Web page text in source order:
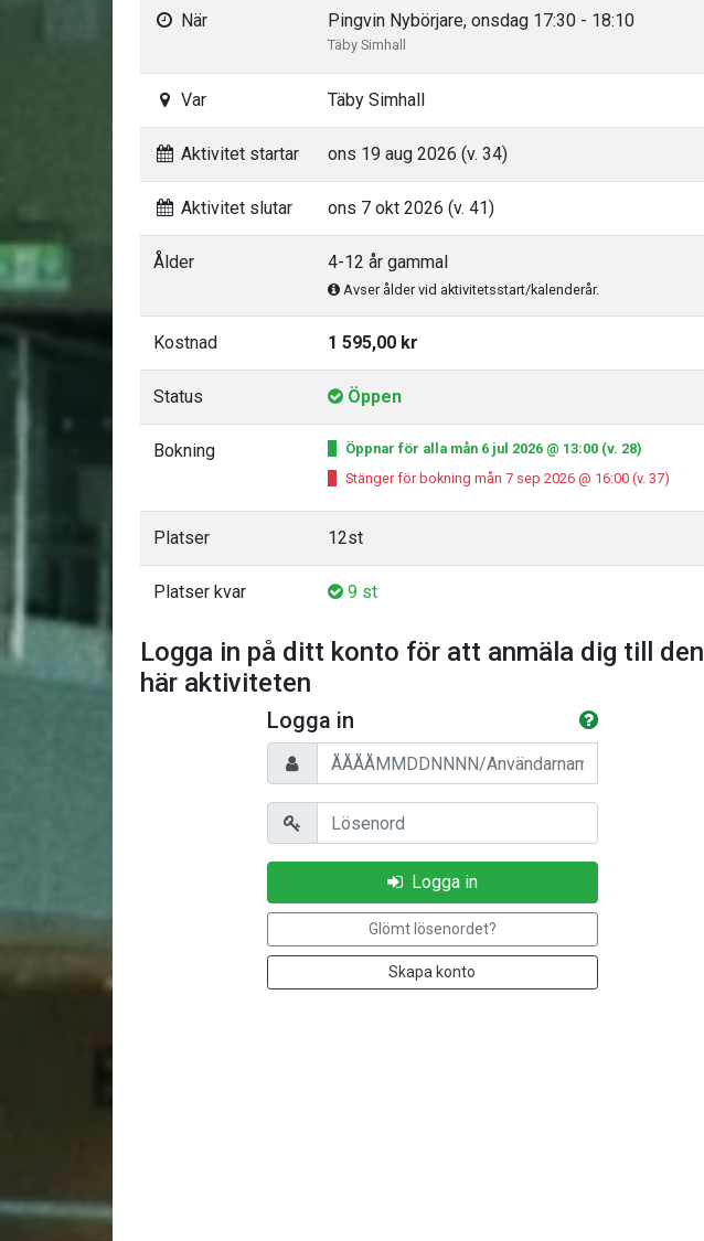
När Pingvin Nybörjare, onsdag 17:30 - 18:10
Täby Simhall
Var Täby Simhall
Aktivitet startar ons 19 aug 2026 (v. 34)
Aktivitet slutar ons 7 okt 2026 (v. 41)
Ålder 4-12 år gammal
Avser ålder vid aktivitetsstart/kalenderår.
Kostnad 1 595,00 kr
Status Öppen
Bokning
Öppnar för alla mån 6 jul 2026 @ 13:00 (v. 28)
Stänger för bokning mån 7 sep 2026 @ 16:00 (v. 37)
Platser 12st
Platser kvar 9 st
Logga in på ditt konto för att anmäla dig till den
här aktiviteten
Logga in
Personnummer/Användarnamn
Lösenord
Logga in
Glömt lösenordet?
Skapa konto